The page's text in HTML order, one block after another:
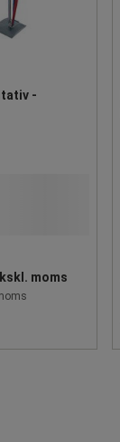
-
moms